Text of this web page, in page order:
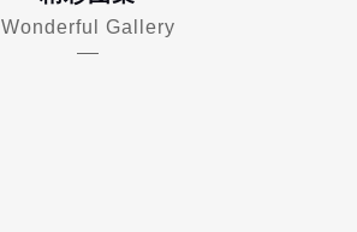
Wonderful Gallery